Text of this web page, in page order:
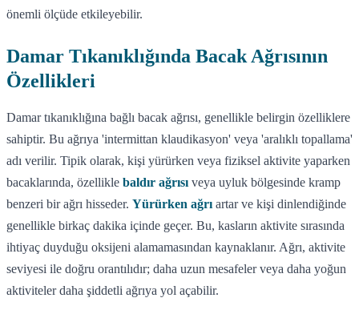
önemli ölçüde etkileyebilir.
Damar Tıkanıklığında Bacak Ağrısının
Özellikleri
Damar tıkanıklığına bağlı bacak ağrısı, genellikle belirgin özelliklere
sahiptir. Bu ağrıya 'intermittan klaudikasyon' veya 'aralıklı topallama'
adı verilir. Tipik olarak, kişi yürürken veya fiziksel aktivite yaparken
bacaklarında, özellikle baldır ağrısı veya uyluk bölgesinde kramp
benzeri bir ağrı hisseder. Yürürken ağrı artar ve kişi dinlendiğinde
genellikle birkaç dakika içinde geçer. Bu, kasların aktivite sırasında
ihtiyaç duyduğu oksijeni alamamasından kaynaklanır. Ağrı, aktivite
seviyesi ile doğru orantılıdır; daha uzun mesafeler veya daha yoğun
aktiviteler daha şiddetli ağrıya yol açabilir.